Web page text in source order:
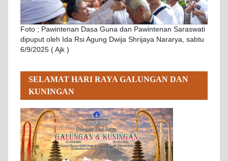
Foto ; Pawintenan Dasa Guna dan Pawintenan Saraswati
dipuput oleh Ida Rsi Agung Dwija Shrijaya Nararya, sabtu
6/9/2025 ( Ajk )
SELAMAT HARI RAYA GALUNGAN DAN
KUNINGAN